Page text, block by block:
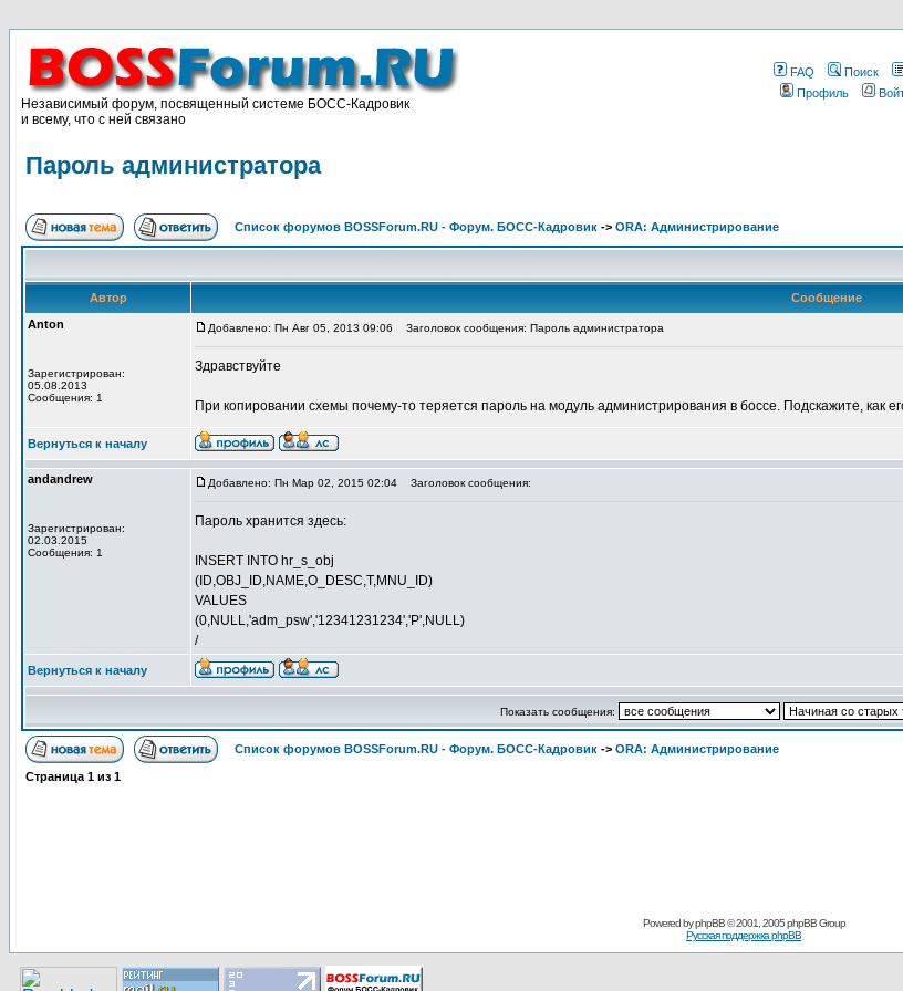
Независимый форум, посвященный системе БОСС-Кадровик
и всему, что с ней связано
FAQ Поиск
Профиль
Пароль администратора
Список форумов BOSSForum.RU - Форум. БОСС-Кадровик -> ORA: Администрирование
Автор
Сообщение
Anton
Зарегистрирован:
05.08.2013
Сообщения: 1
Добавлено: Пн Авг 05, 2013 09:06 Заголовок сообщения: Пароль администратора
Здравствуйте
При копировании схемы почему-то теряется пароль на модуль администрирования в боссе. Подскажите, как
Вернуться к началу
andandrew
Зарегистрирован:
02.03.2015
Сообщения: 1
Добавлено: Пн Мар 02, 2015 02:04 Заголовок сообщения:
Пароль хранится здесь:
INSERT INTO hr_s_obj
(ID,OBJ_ID,NAME,O_DESC,T,MNU_ID)
VALUES
(0,NULL,'adm_psw','12341231234','P',NULL)
/
Вернуться к началу
Показать сообщения:
Список форумов BOSSForum.RU - Форум. БОСС-Кадровик -> ORA: Администрирование
Страница 1 из 1
Pоwerеd byрhpВB© 2001, 2005 рhpВB Grouр
Русская поддержка phрВB